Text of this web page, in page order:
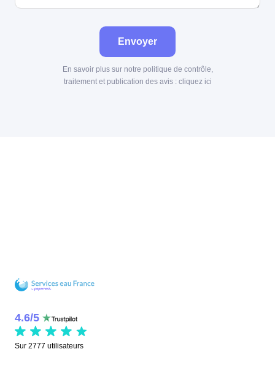
Envoyer
En savoir plus sur notre politique de contrôle,
traitement et publication des avis : cliquez ici
4.6/5
Sur 2777 utilisateurs